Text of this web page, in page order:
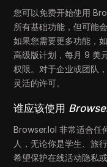
您可以免费开始使用
所有基础功能，但可能
如果您需要更多功能，
高级版计划，每月 9 美
权限。对于企业或团队
灵活的许可。
谁应该使用
Browser.lol 非常适合任
人，无论你是学生、旅
希望保护在线活动隐私